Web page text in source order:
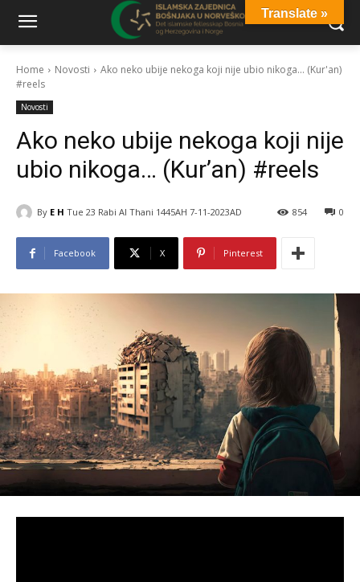
Home Novosti
Ako neko ubije nekoga koji nije ubio nikoga... (Kur'an)
#reels
Novosti
Ako neko ubije nekoga koji nije
ubio nikoga… (Kur’an) #reels
By E H Tue 23 Rabi Al Thani 1445AH 7-11-2023AD 0
854
Facebook X Pinterest
Translate »